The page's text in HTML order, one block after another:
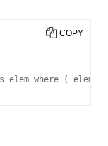
elem where (
COPY